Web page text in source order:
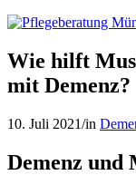
Wie hilft
mit Demenz?
10. Juli 2021/in
Demenz und